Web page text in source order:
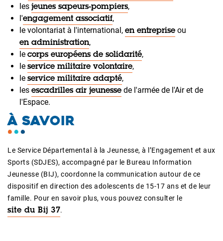
les jeunes sapeurs-pompiers,
l'engagement associatif,
le volontariat à l'international, en entreprise ou
en administration,
le corps européens de solidarité,
le service militaire volontaire,
le service militaire adapté,
les escadrilles air jeunesse de l'armée de l'Air et de
l'Espace.
À SAVOIR
Le Service Départemental à la Jeunesse, à l’Engagement et aux
Sports (SDJES), accompagné par le Bureau Information
Jeunesse (BIJ), coordonne la communication autour de ce
dispositif en direction des adolescents de 15-17 ans et de leur
famille. Pour en savoir plus, vous pouvez consulter le
site du Bij 37.